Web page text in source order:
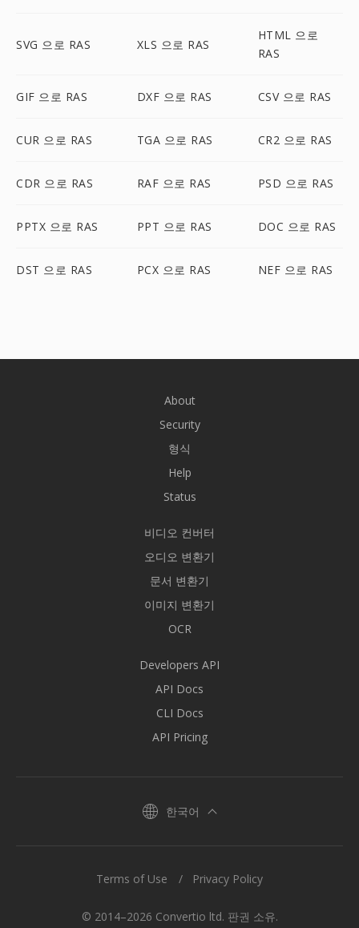
SVG 으로 RAS XLS 으로 RAS
HTML 으로
RAS
GIF 으로 RAS DXF 으로 RAS CSV 으로 RAS
CUR 으로 RAS TGA 으로 RAS CR2 으로 RAS
CDR 으로 RAS RAF 으로 RAS PSD 으로 RAS
PPTX 으로 RAS PPT 으로 RAS DOC 으로 RAS
DST 으로 RAS PCX 으로 RAS NEF 으로 RAS
About
Security
형식
Help
Status
비디오 컨버터
오디오 변환기
문서 변환기
이미지 변환기
OCR
Developers API
API Docs
CLI Docs
API Pricing
한국어
© 2014–2026 Convertio ltd. 판권 소유.
Terms of Use Privacy Policy